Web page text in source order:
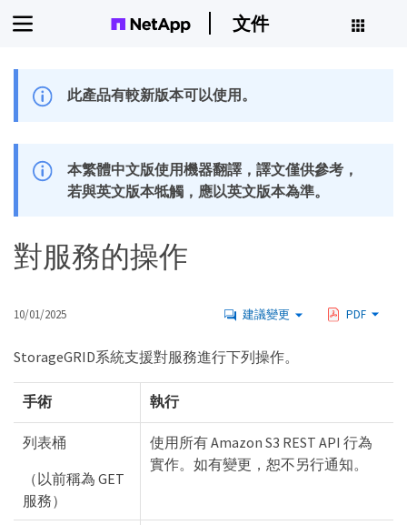
文件
此產品有較新版本可以使用。
本繁體中文版使用機器翻譯，譯文僅供參考，
若與英文版本牴觸，應以英文版本為準。
對服務的操作
10/01/2025 建議變更 PDF
StorageGRID系統支援對服務進行下列操作。
手術 執行
列表桶
（以前稱為 GET
服務）
使用所有 Amazon S3 REST API 行為
實作。如有變更，恕不另行通知。